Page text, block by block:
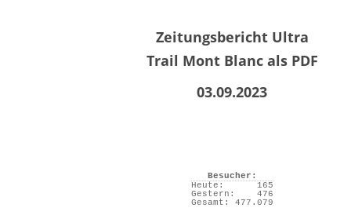
Zeitungsbericht Ultra
Trail Mont Blanc als PDF
03.09.2023
Besucher:
Heute:
165
Gestern:
476
Gesamt:
477.079